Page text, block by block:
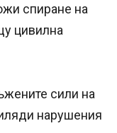
спиране на
цивилна
сили на
нарушения